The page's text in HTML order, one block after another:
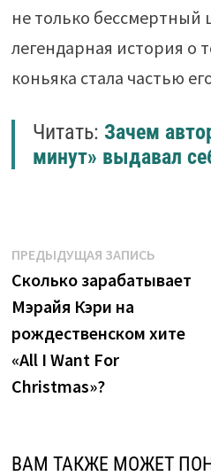
не только бессмертный
легендарная история о
коньяка стала частью
Читать: Зачем
минут» выдавал
Навигация
по
записям
ПРЕДЫДУЩАЯ ЗАПИСЬ
запись:
Cколько зарабатывает
Мэрайя Кэри на
рождественском хите
«All I Want For
Christmas»?
ВАМ ТАКЖЕ МОЖЕТ